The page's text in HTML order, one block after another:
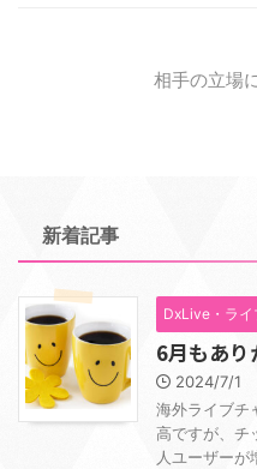
相手の立場
新着記事
DxLive・ライ
6月もあ
2024/7/1
海外ライブチ
高ですが、チ
人ユーザー